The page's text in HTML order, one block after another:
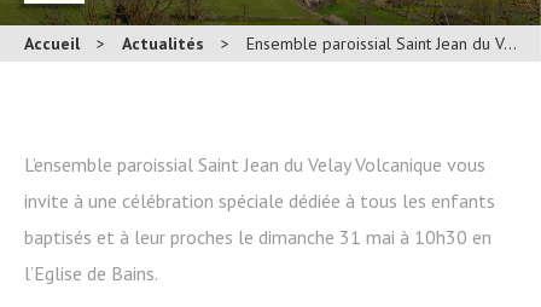
Accueil > Actualités > Ensemble paroissial Saint Jean du Velay Volcanique
L’ensemble paroissial Saint Jean du Velay Volcanique vous
invite à une célébration spéciale dédiée à tous les enfants
baptisés et à leur proches le dimanche 31 mai à 10h30 en
l’Eglise de Bains.